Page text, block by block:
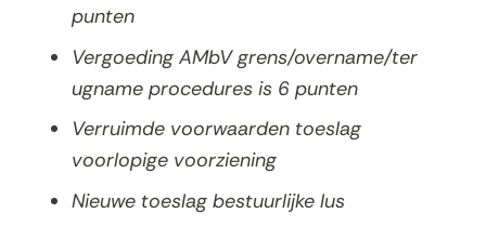
punten
Vergoeding AMbV grens/overname/ter
ugname procedures is 6 punten
Verruimde voorwaarden toeslag
voorlopige voorziening
Nieuwe toeslag bestuurlijke lus